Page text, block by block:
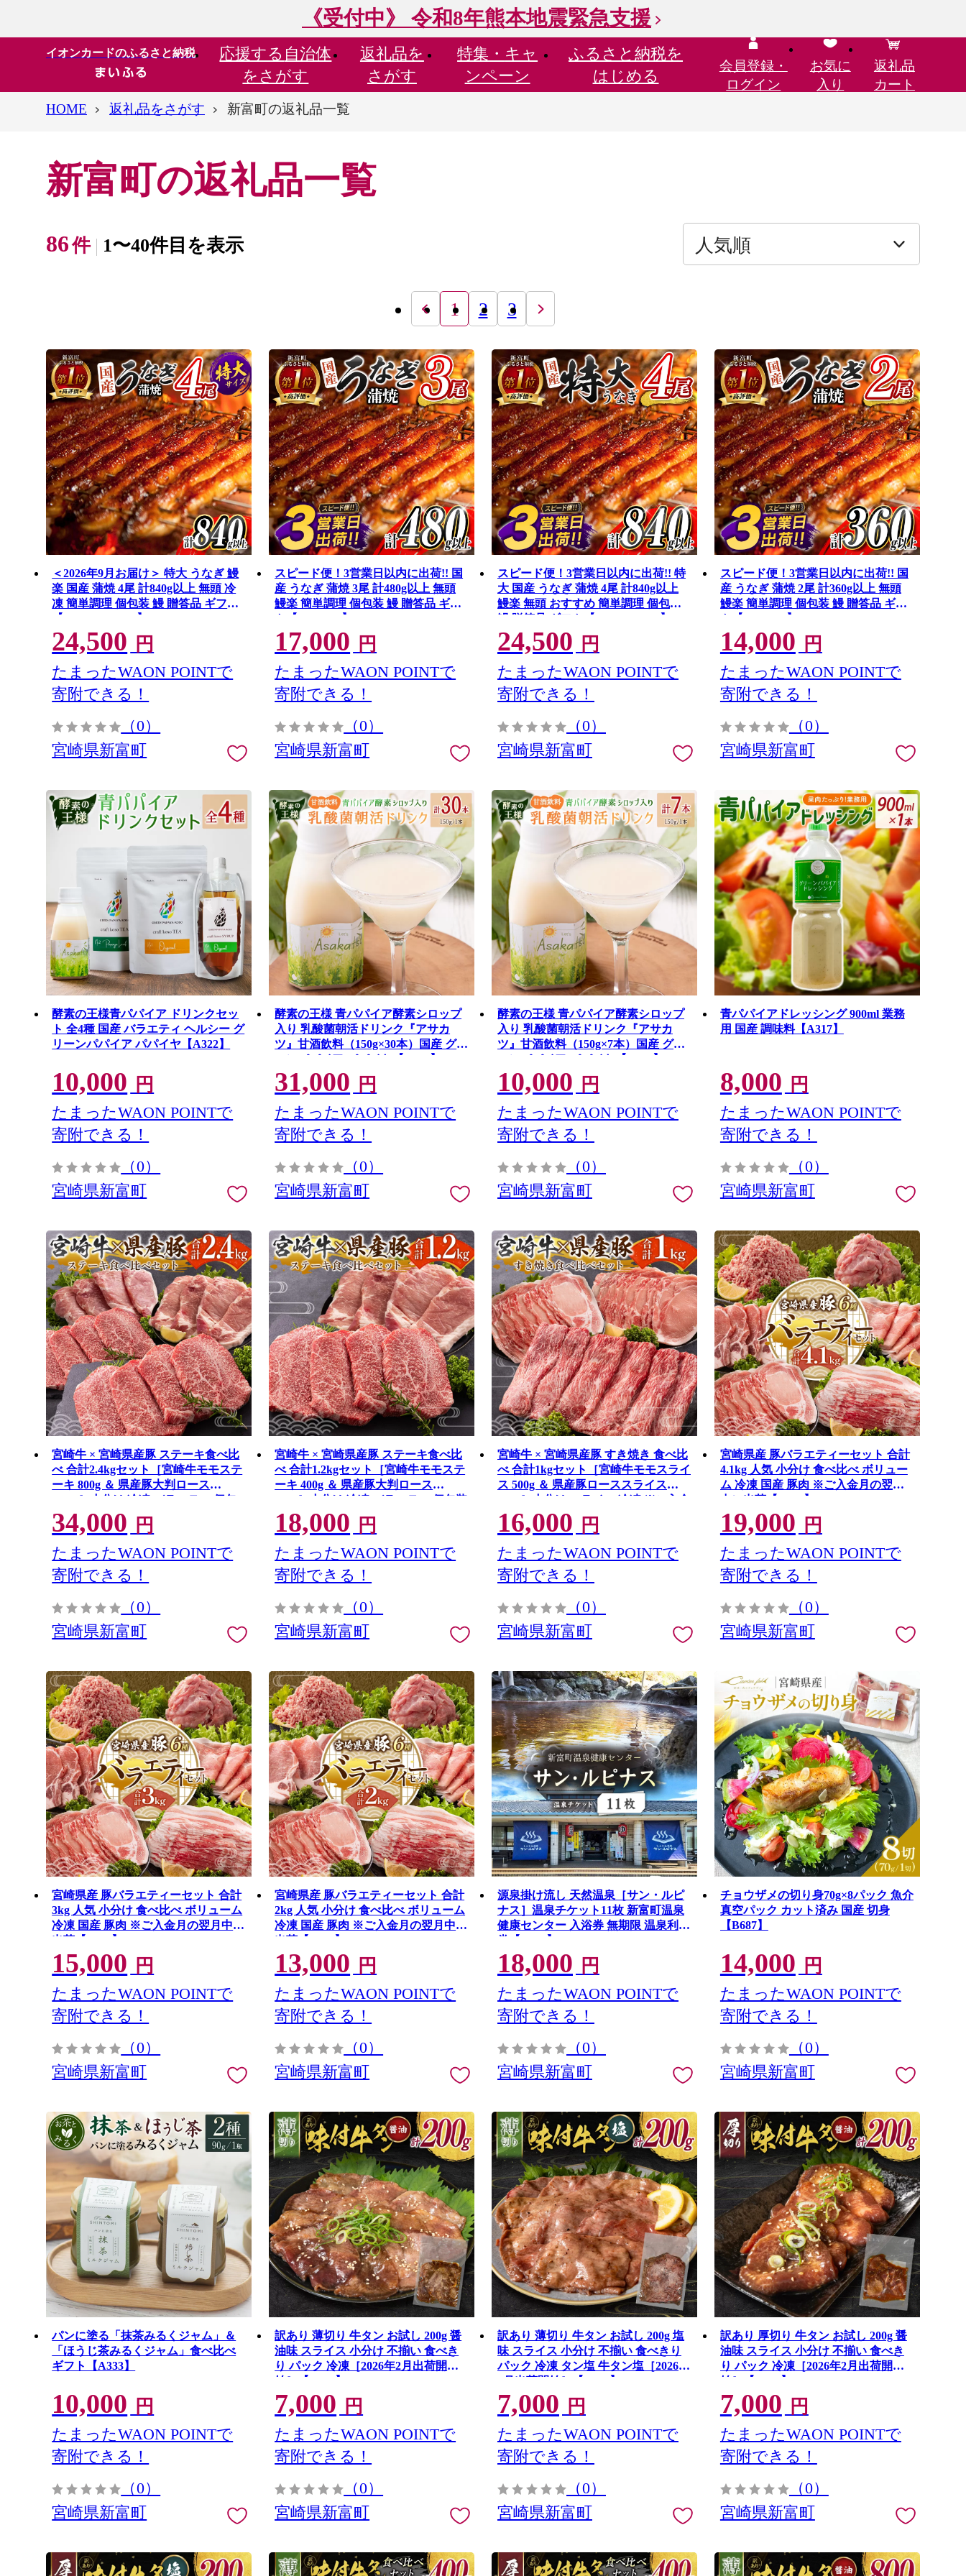
《受付中》 令和8年熊本地震緊急支援
イオンカードのふるさと納税 応援する 自治体
をさがす
返礼品を
さがす
特集・ キャ
ンペーン
ふるさと納税を
はじめる
会員登録・
ログイン
お気に
入り
返礼品
カート
HOME
返礼品をさがす 新富町の返礼品一覧
新富町の返礼品一覧
86件 1〜40件目を表示
1 2 3
＜2026年9月お届け＞ 特大 うなぎ 鰻
楽 国産 蒲焼 4尾 計840g以上 無頭 冷
凍 簡単調理 個包装 鰻 贈答品 ギフト
【C388-840-2609】
24,500 円
たまったWAON POINTで
寄附できる！
（0）
宮崎県新富町
スピード便！3営業日以内に出荷!! 国
産 うなぎ 蒲焼 3尾 計480g以上 無頭
鰻楽 簡単調理 個包装 鰻 贈答品 ギフ
ト【C444-3D】
17,000 円
たまったWAON POINTで
寄附できる！
（0）
宮崎県新富町
スピード便！3営業日以内に出荷!! 特
大 国産 うなぎ 蒲焼 4尾 計840g以上
鰻楽 無頭 おすすめ 簡単調理 個包装
鰻 贈答品 ギフト【C388-840-3D】
24,500 円
たまったWAON POINTで
寄附できる！
（0）
宮崎県新富町
スピード便！3営業日以内に出荷!! 国
産 うなぎ 蒲焼 2尾 計360g以上 無頭
鰻楽 簡単調理 個包装 鰻 贈答品 ギフ
ト【B555-3D】
14,000 円
たまったWAON POINTで
寄附できる！
（0）
宮崎県新富町
酵素の王様青パパイア ドリンクセッ
ト 全4種 国産 バラエティ ヘルシー グ
リーンパパイア パパイヤ【A322】
10,000 円
たまったWAON POINTで
寄附できる！
（0）
宮崎県新富町
酵素の王様 青パパイア酵素シロップ
入り 乳酸菌朝活ドリンク『アサカ
ツ』甘酒飲料（150g×30本）国産 グリ
ーンパパイア パパイヤ【D149】
31,000 円
たまったWAON POINTで
寄附できる！
（0）
宮崎県新富町
酵素の王様 青パパイア酵素シロップ
入り 乳酸菌朝活ドリンク『アサカ
ツ』甘酒飲料（150g×7本）国産 グリ
ーンパパイア パパイヤ【A325】
10,000 円
たまったWAON POINTで
寄附できる！
（0）
宮崎県新富町
青パパイアドレッシング 900ml 業務
用 国産 調味料【A317】
8,000 円
たまったWAON POINTで
寄附できる！
（0）
宮崎県新富町
宮崎牛 × 宮崎県産豚 ステーキ食べ比
べ 合計2.4kgセット［宮崎牛モモステ
ーキ 800g ＆ 県産豚大判ロース
1.6kg］小分け 冷凍 バラエティ 個包
装 ※ご入金月の翌月中に出荷
【D155】
34,000 円
たまったWAON POINTで
寄附できる！
（0）
宮崎県新富町
宮崎牛 × 宮崎県産豚 ステーキ食べ比
べ 合計1.2kgセット［宮崎牛モモステ
ーキ 400g ＆ 県産豚大判ロース
800g］小分け 冷凍 バラエティ 個包装
※ご入金月の翌月中に出荷【C458】
18,000 円
たまったWAON POINTで
寄附できる！
（0）
宮崎県新富町
宮崎牛 × 宮崎県産豚 すき焼き 食べ比
べ 合計1kgセット［宮崎牛モモスライ
ス 500g ＆ 県産豚ローススライス
500g］小分け スライス 冷凍 ※ご入金
月の翌月中に出荷【C457】
16,000 円
たまったWAON POINTで
寄附できる！
（0）
宮崎県新富町
宮崎県産 豚バラエティーセット 合計
4.1kg 人気 小分け 食べ比べ ボリュー
ム 冷凍 国産 豚肉 ※ご入金月の翌月
中に出荷【C456】
19,000 円
たまったWAON POINTで
寄附できる！
（0）
宮崎県新富町
宮崎県産 豚バラエティーセット 合計
3kg 人気 小分け 食べ比べ ボリューム
冷凍 国産 豚肉 ※ご入金月の翌月中に
出荷【B691】
15,000 円
たまったWAON POINTで
寄附できる！
（0）
宮崎県新富町
宮崎県産 豚バラエティーセット 合計
2kg 人気 小分け 食べ比べ ボリューム
冷凍 国産 豚肉 ※ご入金月の翌月中に
出荷【B690】
13,000 円
たまったWAON POINTで
寄附できる！
（0）
宮崎県新富町
源泉掛け流し 天然温泉［サン・ルピ
ナス］温泉チケット11枚 新富町温泉
健康センター 入浴券 無期限 温泉利用
券【C454】
18,000 円
たまったWAON POINTで
寄附できる！
（0）
宮崎県新富町
チョウザメの切り身70g×8パック 魚介
真空パック カット済み 国産 切身
【B687】
14,000 円
たまったWAON POINTで
寄附できる！
（0）
宮崎県新富町
パンに塗る「抹茶みるくジャム」＆
「ほうじ茶みるくジャム」食べ比べ
ギフト【A333】
10,000 円
たまったWAON POINTで
寄附できる！
（0）
宮崎県新富町
訳あり 薄切り 牛タン お試し 200g 醤
油味 スライス 小分け 不揃い 食べき
り パック 冷凍［2026年2月出荷開
始］【A339】
7,000 円
たまったWAON POINTで
寄附できる！
（0）
宮崎県新富町
訳あり 薄切り 牛タン お試し 200g 塩
味 スライス 小分け 不揃い 食べきり
パック 冷凍 タン塩 牛タン塩［2026年
2月出荷開始］【A338】
7,000 円
たまったWAON POINTで
寄附できる！
（0）
宮崎県新富町
訳あり 厚切り 牛タン お試し 200g 醤
油味 スライス 小分け 不揃い 食べき
り パック 冷凍［2026年2月出荷開
始］【A337】
7,000 円
たまったWAON POINTで
寄附できる！
（0）
宮崎県新富町